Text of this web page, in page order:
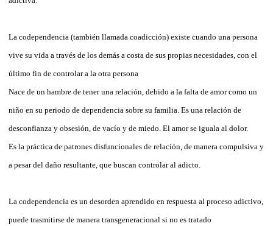
La codependencia (también llamada coadicción) existe cuando una persona
vive su vida a través de los demás a costa de sus propias necesidades, con el
último fin de controlar a la otra persona
Nace de un hambre de tener una relación, debido a la falta de amor como un
niño en su periodo de dependencia sobre su familia. Es una relación de
desconfianza y obsesión, de vacío y de miedo. El amor se iguala al dolor.
Es la práctica de patrones disfuncionales de relación, de manera compulsiva y
a pesar del daño resultante, que buscan controlar al adicto.
La codependencia es un desorden aprendido en respuesta al proceso adictivo,
puede trasmitirse de manera transgeneracional si no es tratado